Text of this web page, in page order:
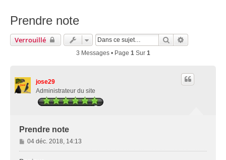
Prendre note
Verrouillé Rechercher
3 Messages • Page 1 Sur 1
jose29
Administrateur du site
Prendre note
M
e
04 déc. 2018, 14:13